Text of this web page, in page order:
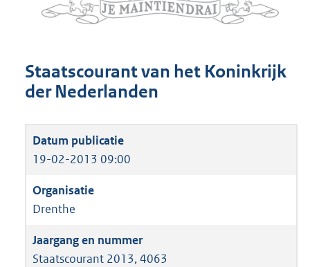
Staatscourant van het Koninkrijk
der Nederlanden
19-02-2013 09:00
Drenthe
Staatscourant 2013, 4063